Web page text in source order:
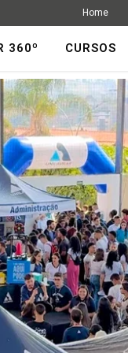
Home
360º CURSOS